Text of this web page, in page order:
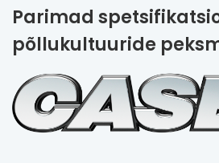
Parimad
põllukultuuride